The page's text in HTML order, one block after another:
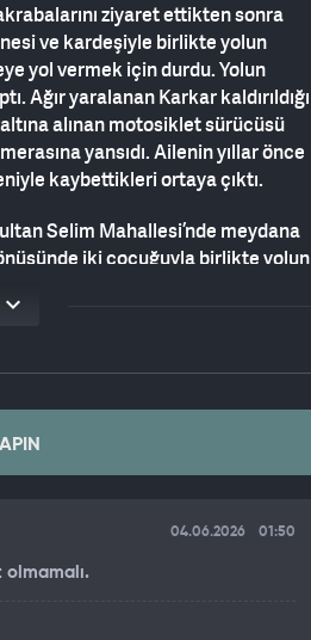
ziyaret ettikten sonra
ve kardeşiyle birlikte yolun
yol vermek için durdu. Yolun
Ağır yaralanan Karkar kaldırıldığı
alınan motosiklet sürücüsü
yansıdı. Ailenin yıllar önce
kaybettikleri ortaya çıktı.
Selim Mahallesi’nde meydana
iki çocuğuyla birlikte yolun
aile, yolun ortasına geldiğinde
diğer çocuğun kazayı
sağlık ve polis ekipleri sevk
Karkar, sevk edildiği hastanede
04.06.2026 01:50
olmamalı.